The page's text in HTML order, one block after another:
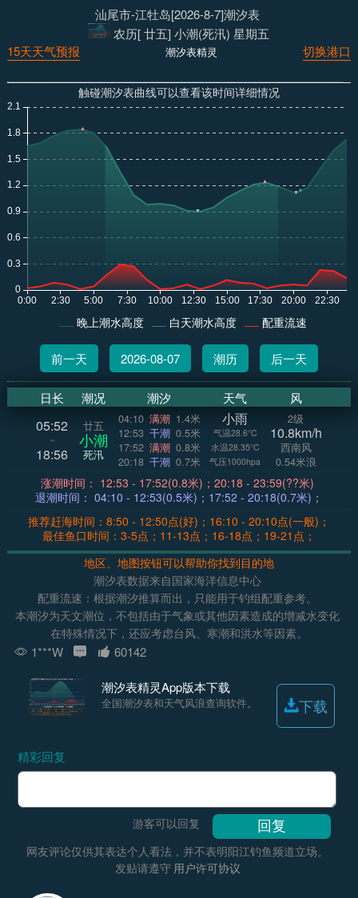
汕尾市-江牡岛[2026-8-7]潮汐表
农历[ 廿五] 小潮(死汛) 星期五
切换港口
潮汐表精灵
15天天气预报
触碰潮汐表曲线可以查看该时间详细情况
晚上潮水高度 白天潮水高度 配重流速
前一天 2026-08-07 潮历 后一天
日长 潮况 潮汐 天气 风
05:52
~
18:56
廿五
小潮
死汛
04:10 满潮 1.4米
12:53 干潮 0.5米
17:52 满潮 0.8米
20:18 干潮 0.7米
小雨
气温28.6°C
水温28.35°C
气压1000hpa
2级
10.8km/h
西南风
0.54米浪
涨潮时间： 12:53 - 17:52(0.8米)；20:18 - 23:59(??米)
退潮时间： 04:10 - 12:53(0.5米)；17:52 - 20:18(0.7米)；
推荐赶海时间：8:50 - 12:50点(好)；16:10 - 20:10点(一般)；
最佳鱼口时间：3-5点；11-13点；16-18点；19-21点；
地区、地图按钮可以帮助你找到目的地
潮汐表数据来自国家海洋信息中心
配重流速：根据潮汐推算而出，只能用于钓组配重参考。
本潮汐为天文潮位，不包括由于气象或其他因素造成的增减水变化
在特殊情况下，还应考虑台风、寒潮和洪水等因素。
1***W 60142
潮汐表精灵App版本下载
全国潮汐表和天气风浪查询软件。 下载
精彩回复
游客可以回复
网友评论仅供其表达个人看法，并不表明阳江钓鱼频道立场。
发贴请遵守 用户许可协议